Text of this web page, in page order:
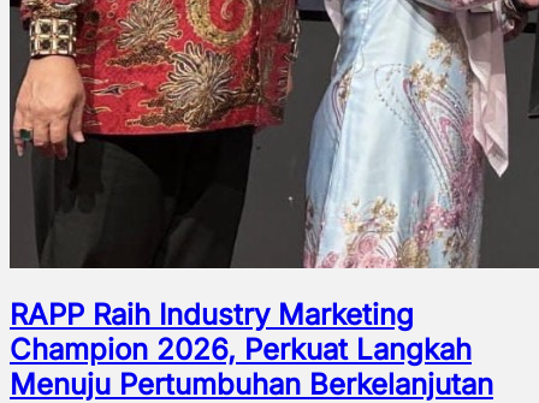
RAPP Raih Industry Marketing
Champion 2026, Perkuat Langkah
Menuju Pertumbuhan Berkelanjutan